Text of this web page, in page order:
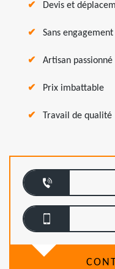
Devis et
Sans engagement
Artisan passionné
Prix imbattable
Travail de qualité